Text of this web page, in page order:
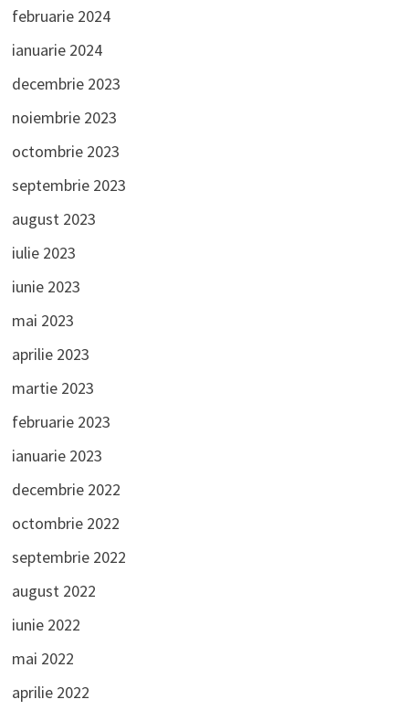
februarie 2024
ianuarie 2024
decembrie 2023
noiembrie 2023
octombrie 2023
septembrie 2023
august 2023
iulie 2023
iunie 2023
mai 2023
aprilie 2023
martie 2023
februarie 2023
ianuarie 2023
decembrie 2022
octombrie 2022
septembrie 2022
august 2022
iunie 2022
mai 2022
aprilie 2022